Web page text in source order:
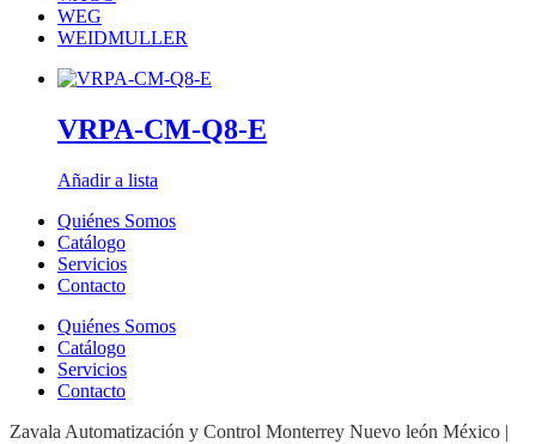
WEG
WEIDMULLER
VRPA-CM-Q8-E
Añadir a lista
Quiénes Somos
Catálogo
Servicios
Contacto
Quiénes Somos
Catálogo
Servicios
Contacto
Zavala Automatización y Control Monterrey Nuevo león México |